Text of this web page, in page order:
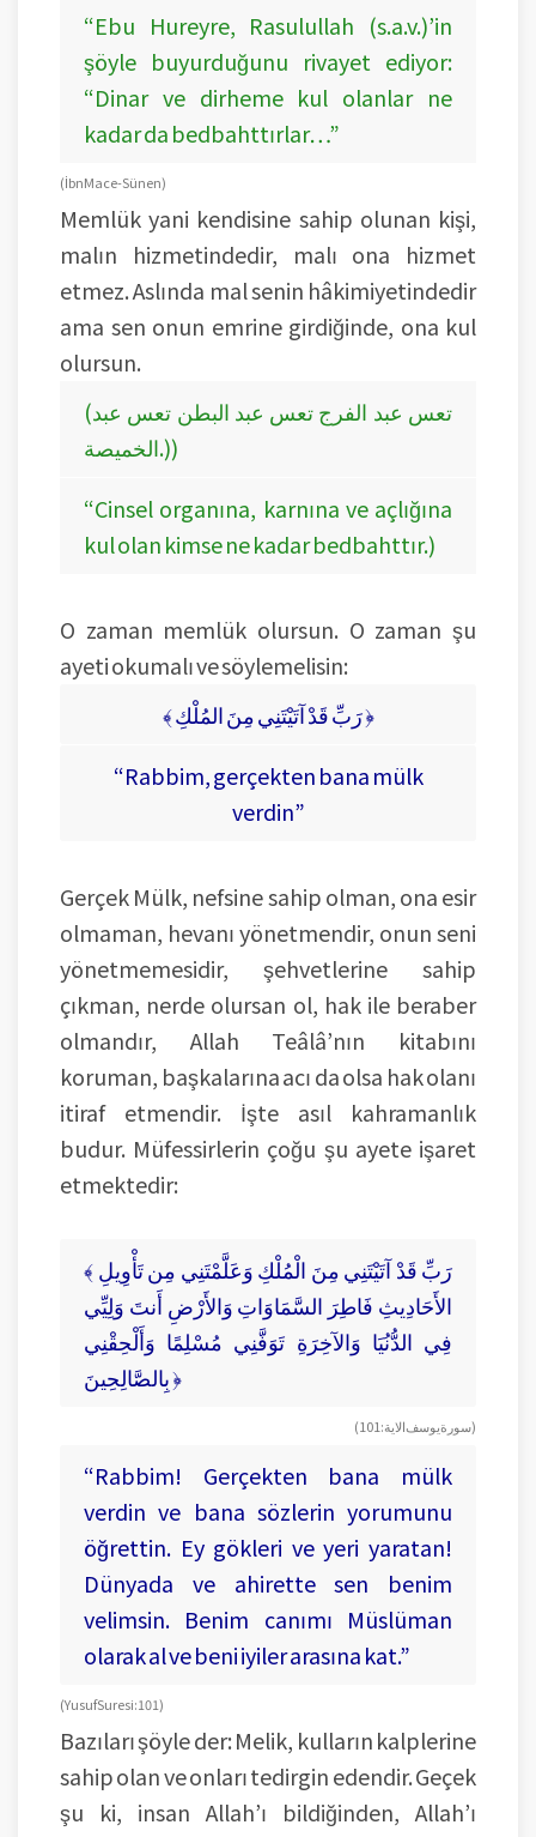
“Ebu Hureyre, Rasulullah (s.a.v.)’in
şöyle buyurduğunu rivayet ediyor:
“Dinar ve dirheme kul olanlar ne
kadar da bedbahttırlar…”
(İbn Mace-Sünen)
Memlük yani kendisine sahip olunan kişi,
malın hizmetindedir, malı ona hizmet
etmez. Aslında mal senin hâkimiyetindedir
ama sen onun emrine girdiğinde, ona kul
olursun.
(تعس عبد الفرج تعس عبد البطن تعس عبد
الخميصة.))
“Cinsel organına, karnına ve açlığına
kul olan kimse ne kadar bedbahttır.)
O zaman memlük olursun. O zaman şu
ayeti okumalı ve söylemelisin:
﴾ رَبِّ قَدْ آتَيْتَنِي مِنَ المُلْكِ ﴿
“Rabbim, gerçekten bana mülk
verdin”
Gerçek Mülk, nefsine sahip olman, ona esir
olmaman, hevanı yönetmendir, onun seni
yönetmemesidir, şehvetlerine sahip
çıkman, nerde olursan ol, hak ile beraber
olmandır, Allah Teâlâ’nın kitabını
koruman, başkalarına acı da olsa hak olanı
itiraf etmendir. İşte asıl kahramanlık
budur. Müfessirlerin çoğu şu ayete işaret
etmektedir:
﴾ رَبِّ قَدْ آتَيْتَنِي مِنَ الْمُلْكِ وَعَلَّمْتَنِي مِن تَأْوِيلِ
الأَحَادِيثِ فَاطِرَ السَّمَاوَاتِ وَالأَرْضِ أَنتَ وَلِيِّي
فِي الدُّنُيَا وَالآخِرَةِ تَوَفَّنِي مُسْلِمًا وَأَلْحِقْنِي
بِالصَّالِحِينَ ﴿
(سورة يوسف الاية: 101)
“Rabbim! Gerçekten bana mülk
verdin ve bana sözlerin yorumunu
öğrettin. Ey gökleri ve yeri yaratan!
Dünyada ve ahirette sen benim
velimsin. Benim canımı Müslüman
olarak al ve beni iyiler arasına kat.”
(Yusuf Suresi: 101)
Bazıları şöyle der: Melik, kulların kalplerine
sahip olan ve onları tedirgin edendir. Geçek
şu ki, insan Allah’ı bildiğinden, Allah’ı